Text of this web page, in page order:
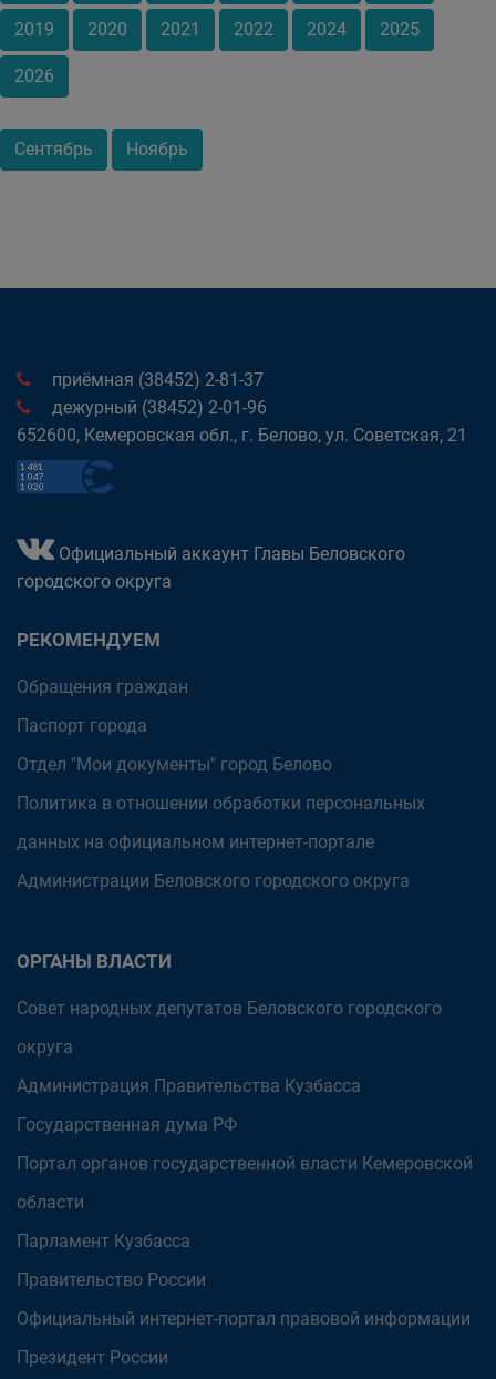
2019 2020 2021 2022 2024 2025
2026
Сентябрь Ноябрь
приёмная (38452) 2-81-37
дежурный (38452) 2-01-96
652600, Кемеровская обл., г. Белово, ул. Советская, 21
Официальный аккаунт Главы Беловского
городского округа
РЕКОМЕНДУЕМ
Обращения граждан
Паспорт города
Отдел "Мои документы" город Белово
Политика в отношении обработки персональных
данных на официальном интернет-портале
Администрации Беловского городского округа
ОРГАНЫ ВЛАСТИ
Совет народных депутатов Беловского городского
округа
Администрация Правительства Кузбасса
Государственная дума РФ
Портал органов государственной власти Кемеровской
области
Парламент Кузбасса
Правительство России
Официальный интернет-портал правовой информации
Президент России